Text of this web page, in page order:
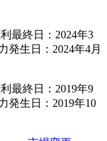
最終日：2024年3
生日：2024年4月
最終日：2019年9
生日：2019年10